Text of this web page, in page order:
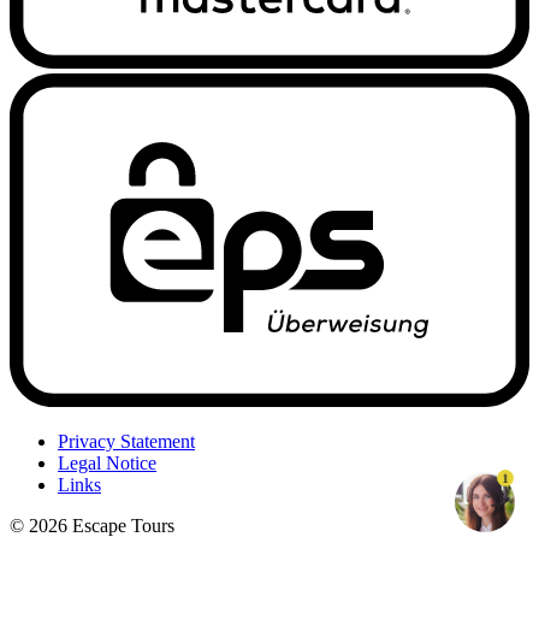
Privacy Statement
Legal Notice
Links
© 2026 Escape Tours
1